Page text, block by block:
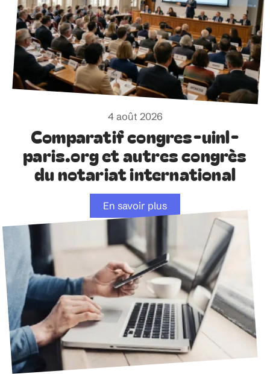
4 août 2026
Comparatif congres-uinl-
paris.org et autres congrès
du notariat international
En savoir plus